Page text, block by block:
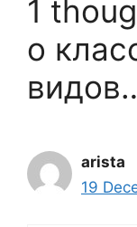
1
о
arista
19